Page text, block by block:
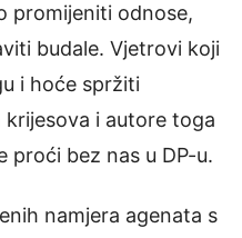
promijeniti odnose,
budale. Vjetrovi koji
i hoće spržiti
i autore toga
proći bez nas u DP-u.
namjera agenata s